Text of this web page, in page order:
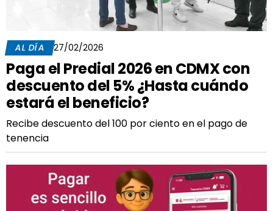
AL DÍA 27/02/2026
Paga el Predial 2026 en CDMX con
descuento del 5% ¿Hasta cuándo
estará el beneficio?
Recibe descuento del 100 por ciento en el pago de
tenencia